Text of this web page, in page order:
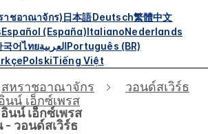
าชอาณาจักร)日本語Deutsch繁體中文
Español (España)ItalianoNederlands
국어ไทยالعربيةPortuguês (BR)
PolskiTiếng Việt
สหราชอาณาจักร
วอนด์สเวิร์ธ
นน์ เอ็กซ์เพรส
นน์ เอ็กซ์เพรส
- วอนด์สเวิร์ธ